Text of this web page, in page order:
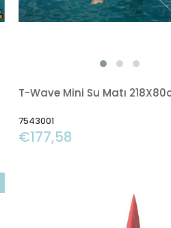
T-Wave Mini Su Matı
7543001
€177,58